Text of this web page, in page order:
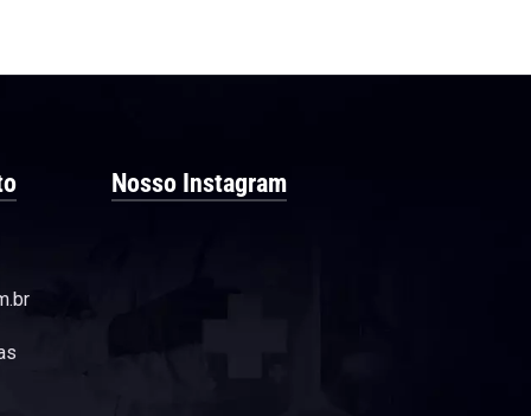
Nosso Instagram